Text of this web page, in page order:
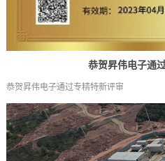
恭贺昇伟电子通
恭贺昇伟电子通过专精特新评审